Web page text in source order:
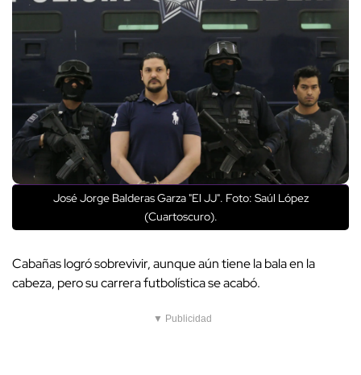
José Jorge Balderas Garza "El JJ". Foto: Saúl López
(Cuartoscuro).
Cabañas logró sobrevivir, aunque aún tiene la bala en la
cabeza, pero su carrera futbolística se acabó.
▼ Publicidad